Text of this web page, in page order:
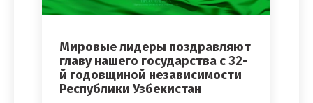
Мировые лидеры поздравляют
главу нашего государства с 32-
й годовщиной независимости
Республики Узбекистан